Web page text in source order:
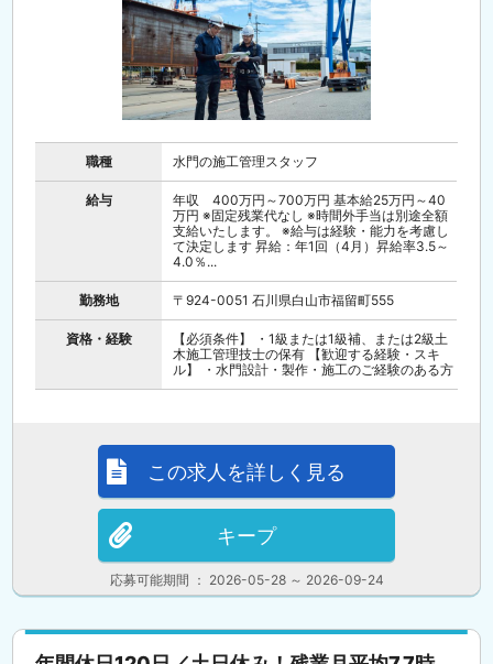
職種 水門の施工管理スタッフ
給与
年収 400万円～700万円 基本給25万円～40
万円 ※固定残業代なし ※時間外手当は別途全額
支給いたします。 ※給与は経験・能力を考慮し
て決定します 昇給：年1回（4月）昇給率3.5～
4.0％...
勤務地 〒924-0051 石川県白山市福留町555
資格・経験
【必須条件】 ・1級または1級補、または2級土
木施工管理技士の保有 【歓迎する経験・スキ
ル】 ・水門設計・製作・施工のご経験のある方
応募可能期間 ： 2026-05-28 ～ 2026-09-24
この求人を詳しく見る
キープ